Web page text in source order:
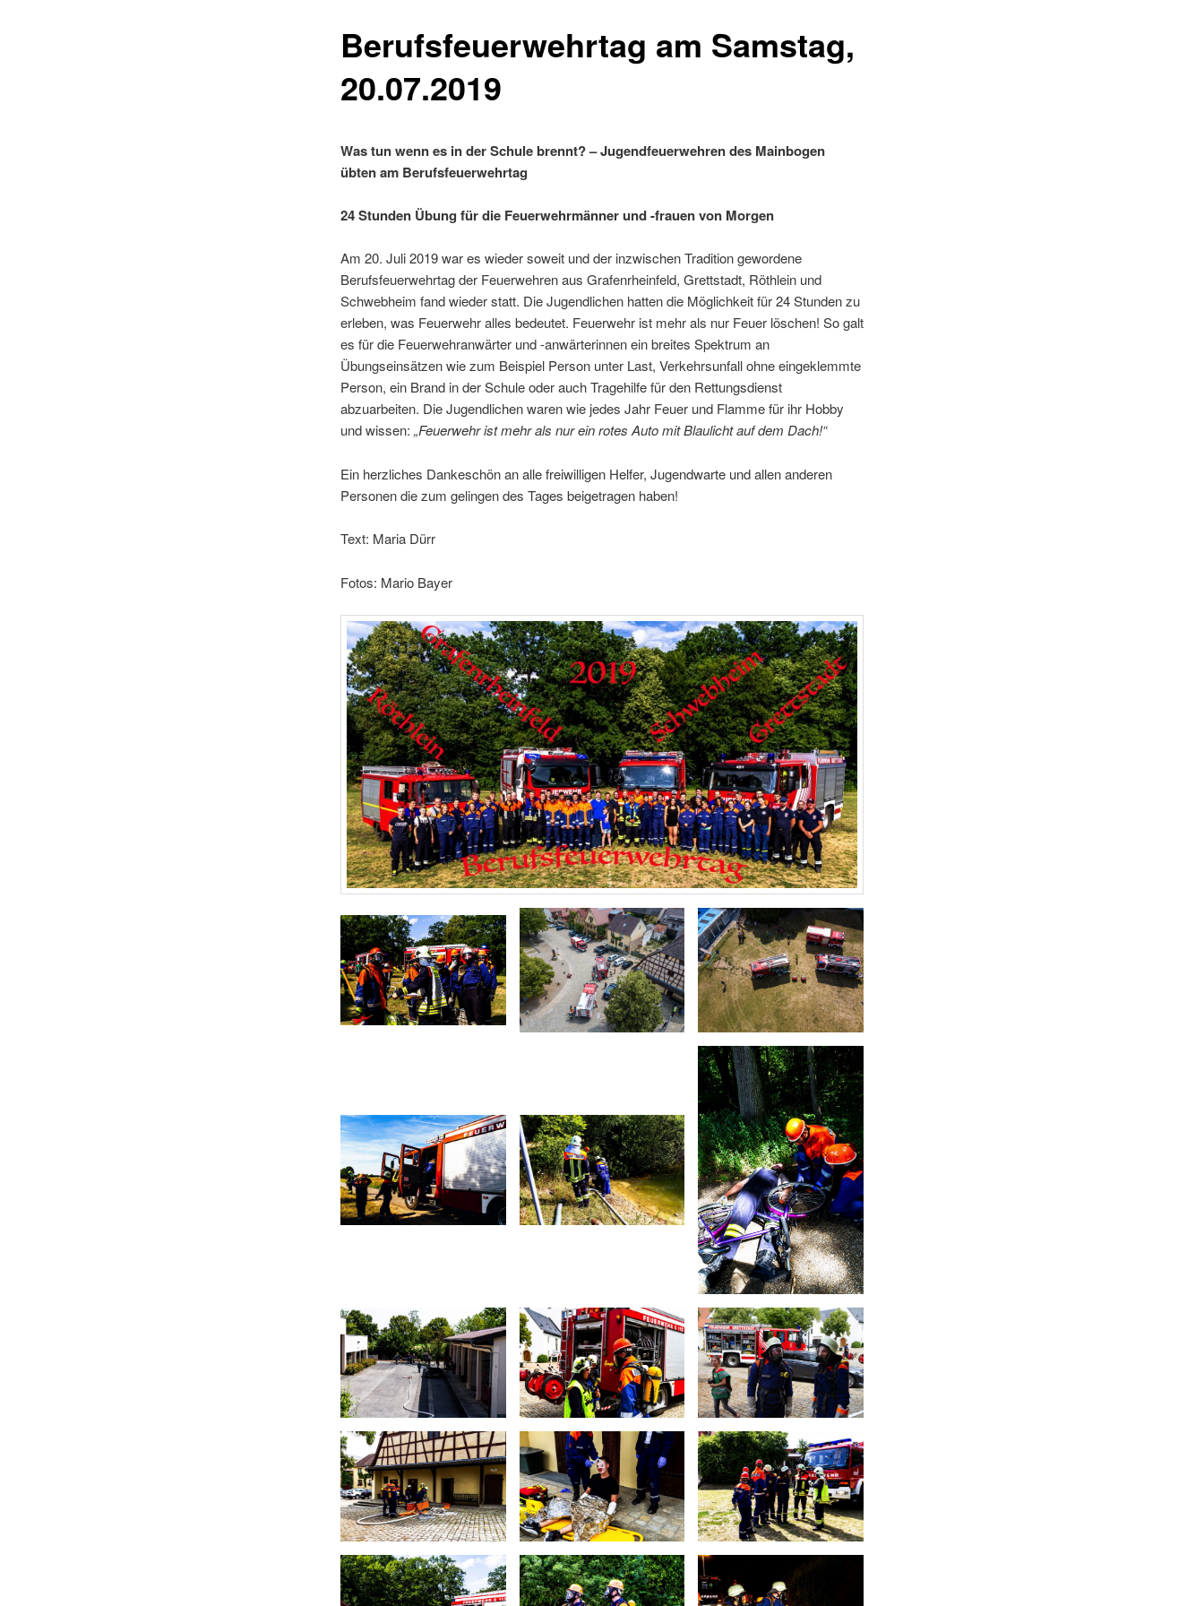
Berufsfeuerwehrtag am Samstag,
20.07.2019
Was tun wenn es in der Schule brennt? – Jugendfeuerwehren des Mainbogen
übten am Berufsfeuerwehrtag
24 Stunden Übung für die Feuerwehrmänner und -frauen von Morgen
Am 20. Juli 2019 war es wieder soweit und der inzwischen Tradition gewordene
Berufsfeuerwehrtag der Feuerwehren aus Grafenrheinfeld, Grettstadt, Röthlein und
Schwebheim fand wieder statt. Die Jugendlichen hatten die Möglichkeit für 24 Stunden zu
erleben, was Feuerwehr alles bedeutet. Feuerwehr ist mehr als nur Feuer löschen! So galt
es für die Feuerwehranwärter und -anwärterinnen ein breites Spektrum an
Übungseinsätzen wie zum Beispiel Person unter Last, Verkehrsunfall ohne eingeklemmte
Person, ein Brand in der Schule oder auch Tragehilfe für den Rettungsdienst
abzuarbeiten. Die Jugendlichen waren wie jedes Jahr Feuer und Flamme für ihr Hobby
und wissen: „Feuerwehr ist mehr als nur ein rotes Auto mit Blaulicht auf dem Dach!“
Ein herzliches Dankeschön an alle freiwilligen Helfer, Jugendwarte und allen anderen
Personen die zum gelingen des Tages beigetragen haben!
Text: Maria Dürr
Fotos: Mario Bayer